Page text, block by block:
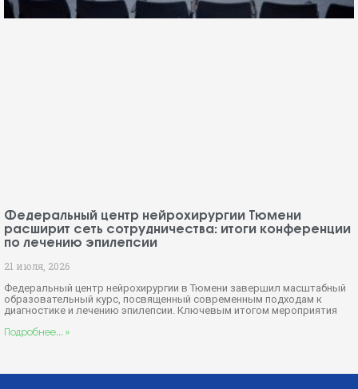
Федеральный центр нейрохирургии Тюмени
расширит сеть сотрудничества: итоги конференции
по лечению эпилепсии
21 июля, 2026
Федеральный центр нейрохирургии в Тюмени завершил масштабный
образовательный курс, посвященный современным подходам к
диагностике и лечению эпилепсии. Ключевым итогом мероприятия
Подробнее... »